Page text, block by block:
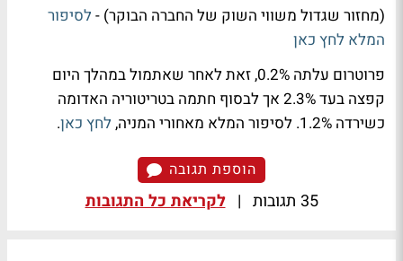
(מחזור שגדול משווי השוק של החברה הבוקר) - לסיפור
המלא לחץ כאן
פרוטרום עלתה 0.2%, זאת לאחר שאתמול במהלך היום
קפצה בעד 2.3% אך לבסוף חתמה בטריטוריה האדומה
כשירדה 1.2%. לסיפור המלא מאחורי המניה,
לחץ כאן.
הוספת תגובה
35 תגובות | לקריאת כל התגובות